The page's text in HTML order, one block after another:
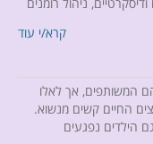
ומשתדלים לחדש
קרא/י עוד
המשותפים, אך לאלו
החיים קשים מנשוא.
הילדים נפגעים